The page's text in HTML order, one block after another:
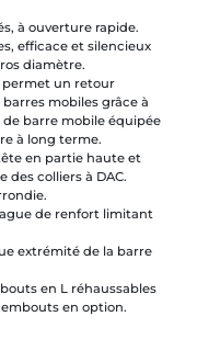
à ouverture rapide.
efficace et silencieux
diamètre.
permet un retour
mobiles grâce à
de barre mobile équipée
à long terme.
en partie haute et
des colliers à DAC.
de renfort limitant
extrémité de la barre
en L réhaussables
en option.